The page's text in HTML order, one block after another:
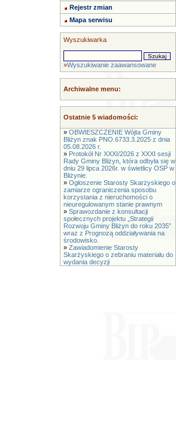
Rejestr zmian
Mapa serwisu
Wyszukiwarka
»Wyszukiwanie zaawansowane
Archiwalne menu:
Ostatnie 5 wiadomości:
» OBWIESZCZENIE Wójta Gminy
Bliżyn znak PNO.6733.3.2025 z dnia
05.08.2026 r.
» Protokół Nr XXXI/2026 z XXXI sesji
Rady Gminy Bliżyn, która odbyła się w
dniu 29 lipca 2026r. w świetlicy OSP w
Bliżynie.
» Ogłoszenie Starosty Skarżyskiego o
zamiarze ograniczenia sposobu
korzystania z nieruchomości o
nieuregulowanym stanie prawnym
» Sprawozdanie z konsultacji
społecznych projektu „Strategii
Rozwoju Gminy Bliżyn do roku 2035”
wraz z Prognozą oddziaływania na
środowisko.
» Zawiadomienie Starosty
Skarżyskiego o zebraniu materiału do
wydania decyzji